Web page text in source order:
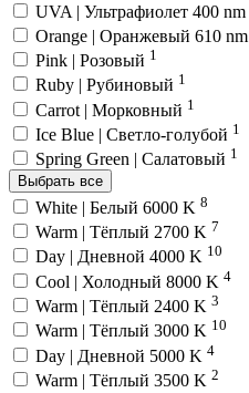
UVA | Ультрафиолет 400 nm
Orange | Оранжевый 610 nm
Pink | Розовый 1
Ruby | Рубиновый 1
Carrot | Морковный 1
Ice Blue | Светло-голубой 1
Spring Green | Салатовый 1
Выбрать все
White | Белый 6000 K 8
Warm | Тёплый 2700 K 7
Day | Дневной 4000 K 10
Cool | Холодный 8000 K 4
Warm | Тёплый 2400 K 3
Warm | Тёплый 3000 K 10
Day | Дневной 5000 K 4
Warm | Тёплый 3500 K 2